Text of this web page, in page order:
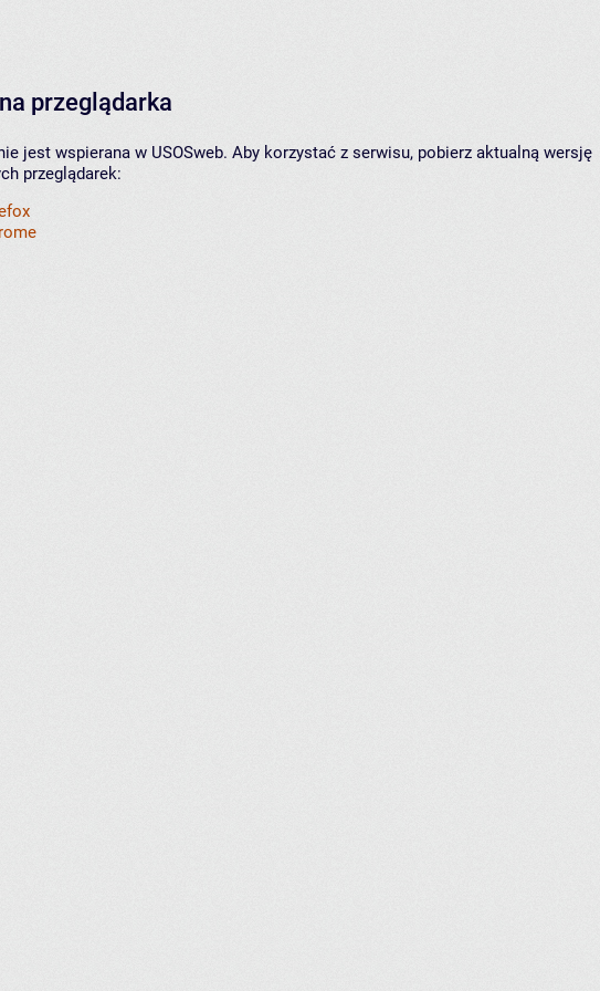
przeglądarka
jest wspierana w USOSweb. Aby korzystać z serwisu, pobierz aktualną wersję
przeglądarek: